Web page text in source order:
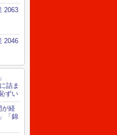
2063
2046
詰ま
ずい
が経
「錦